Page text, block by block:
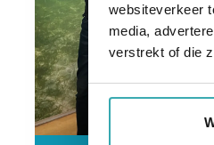
websiteverkeer
media,
verstrekt of die